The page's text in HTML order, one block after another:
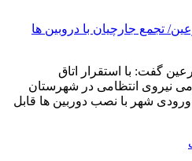
تجمع جارچیان با دروبین ها
گفت: با استقرار اتاق
نیروی انتظامی در شهرستان
شهر با نصب دوربین ها قابل